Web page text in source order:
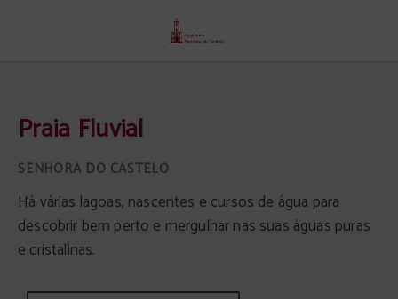
Praia Fluvial
Há várias lagoas, nascentes e cursos de água para
descobrir bem perto e mergulhar nas suas águas puras
e cristalinas.